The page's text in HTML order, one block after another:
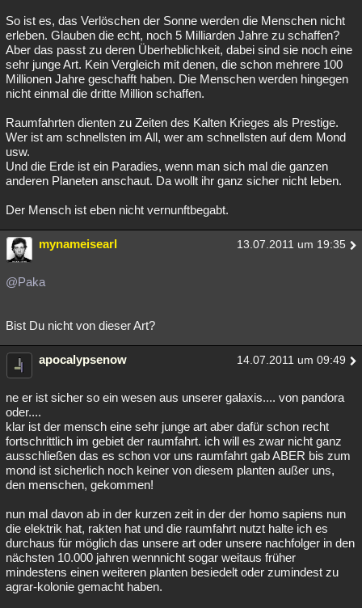
So ist es, das Verlöschen der Sonne werden die Menschen nicht
erleben. Glauben die echt, noch 5 Milliarden Jahre zu schaffen?
Aber das passt zu deren Überheblichkeit, dabei sind sie noch eine
sehr junge Art. Kein Vergleich mit denen, die schon mehrere 100
Millionen Jahre geschafft haben. Die Menschen werden hingegen
nicht einmal die dritte Million schaffen.
Raumfahrten dienten zu Zeiten des Kalten Krieges als Prestige.
Wer ist am schnellsten im All, wer am schnellsten auf dem Mond
usw.
Und die Erde ist ein Paradies, wenn man sich mal die ganzen
anderen Planeten anschaut. Da wollt ihr ganz sicher nicht leben.
Der Mensch ist eben nicht vernunftbegabt.
mynameisearl 13.07.2011 um 19:35
@Paka
Bist Du nicht von dieser Art?
apocalypsenow 14.07.2011 um 09:49
ne er ist sicher so ein wesen aus unserer galaxis.... von pandora
oder....
klar ist der mensch eine sehr junge art aber dafür schon recht
fortschrittlich im gebiet der raumfahrt. ich will es zwar nicht ganz
ausschließen das es schon vor uns raumfahrt gab ABER bis zum
mond ist sicherlich noch keiner von diesem planten außer uns,
den menschen, gekommen!
nun mal davon ab in der kurzen zeit in der der homo sapiens nun
die elektrik hat, rakten hat und die raumfahrt nutzt halte ich es
durchaus für möglich das unsere art oder unsere nachfolger in den
nächsten 10.000 jahren wennnicht sogar weitaus früher
mindestens einen weiteren planten besiedelt oder zumindest zu
agrar-kolonie gemacht haben.